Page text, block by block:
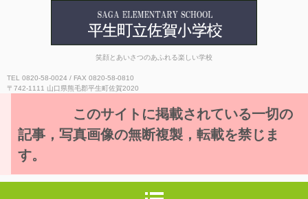
平生町立佐賀小学校
笑顔とあいさつのあふれる楽しい学校
TEL 0820-58-0024 / FAX 0820-58-0810
〒742-1111 山口県熊毛郡平生町佐賀2020
このサイトに掲載されている一切の
記事，写真画像の無断複製，転載を禁じま
す。